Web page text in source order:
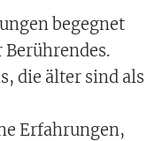
begegnet
die älter sind als
Erfahrungen,